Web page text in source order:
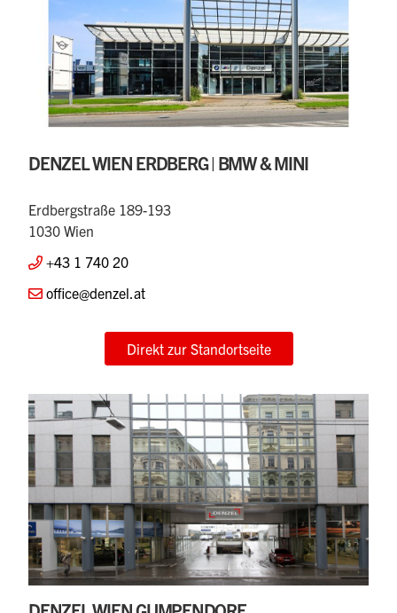
DENZEL WIEN ERDBERG | BMW & MINI
Erdbergstraße 189-193
1030 Wien
+43 1 740 20
office@denzel.at
Direkt zur Standortseite